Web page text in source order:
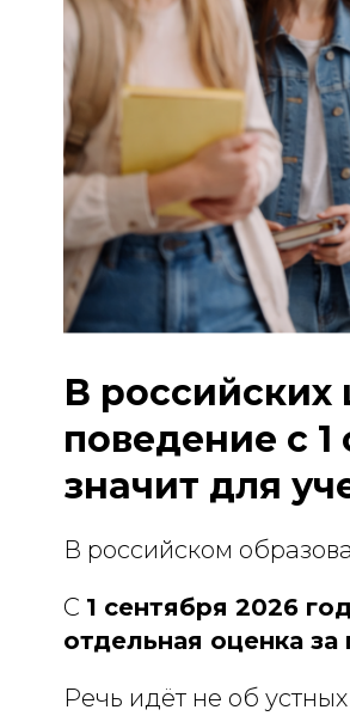
В российских
поведение с 1
значит для
В российском
С 1 сентября 2026
отдельная оценка
Речь идёт не об